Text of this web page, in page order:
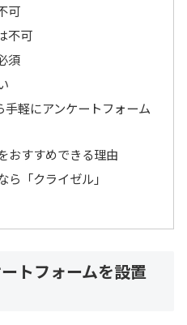
可
不可
須
軽にアンケートフォーム
おすすめできる理由
ら「クライゼル」
トフォームを設置